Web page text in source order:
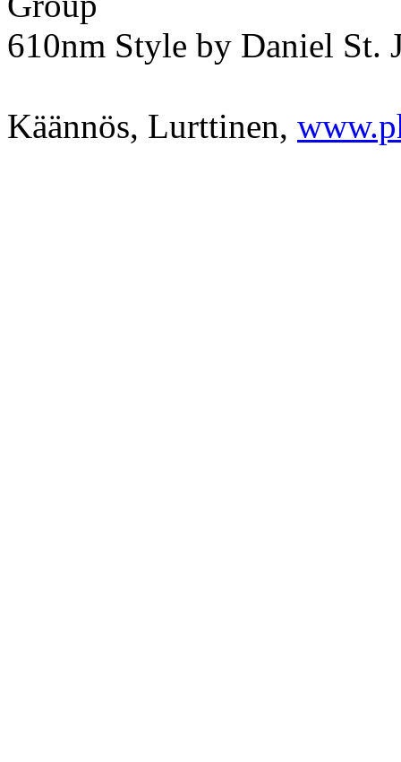
610nm Style by Daniel St.
Käännös, Lurttinen,